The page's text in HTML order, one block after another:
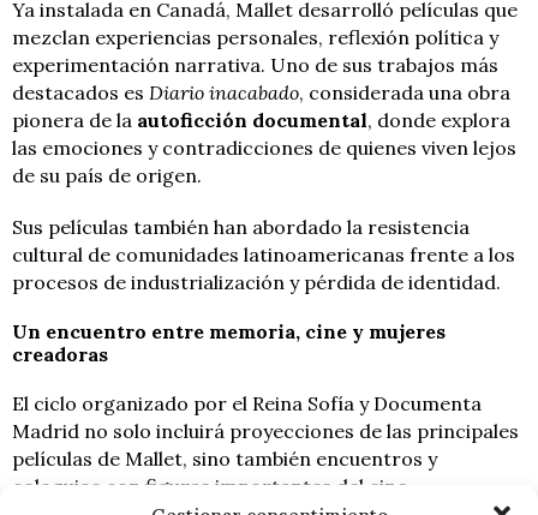
Ya instalada en Canadá, Mallet desarrolló películas que
mezclan experiencias personales, reflexión política y
experimentación narrativa. Uno de sus trabajos más
destacados es Diario inacabado, considerada una obra
pionera de la autoficción documental, donde explora
las emociones y contradicciones de quienes viven lejos
de su país de origen.
Sus películas también han abordado la resistencia
cultural de comunidades latinoamericanas frente a los
procesos de industrialización y pérdida de identidad.
Un encuentro entre memoria, cine y mujeres
creadoras
El ciclo organizado por el Reina Sofía y Documenta
Madrid no solo incluirá proyecciones de las principales
películas de Mallet, sino también encuentros y
coloquios con figuras importantes del cine